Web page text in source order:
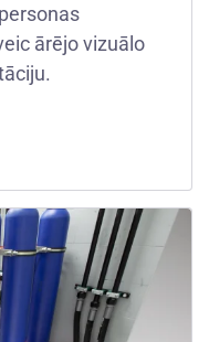
ārējo vizuālo